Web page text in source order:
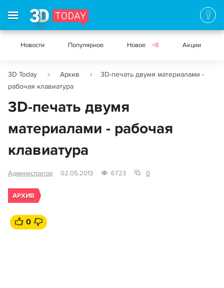
Новости Популярное Новое +8 Акции
3D Today Архив
3D-печать двумя материалами -
рабочая клавиатура
3D-печать двумя
материалами - рабочая
клавиатура
Администратор 02.05.2013 6723 0
АРХИВ
0